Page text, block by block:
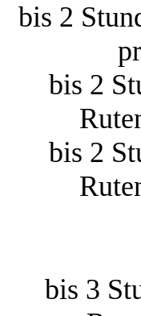
bis 2
bis 2
bis 2
bis 3